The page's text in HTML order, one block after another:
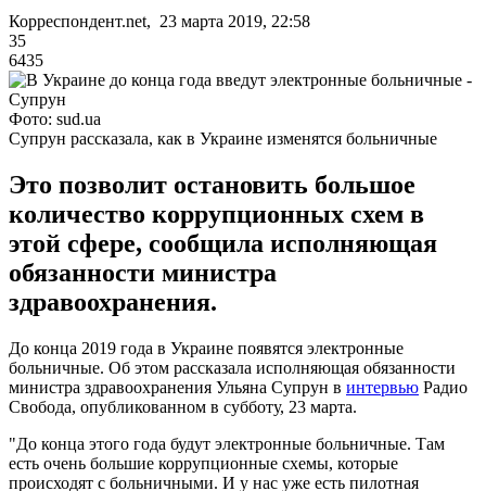
Корреспондент.net, 23 марта 2019, 22:58
35
6435
Фото: sud.ua
Супрун рассказала, как в Украине изменятся больничные
Это позволит остановить большое
количество коррупционных схем в
этой сфере, сообщила исполняющая
обязанности министра
здравоохранения.
До конца 2019 года в Украине появятся электронные
больничные. Об этом рассказала исполняющая обязанности
министра здравоохранения Ульяна Супрун в интервью Радио
Свобода, опубликованном в субботу, 23 марта.
"До конца этого года будут электронные больничные. Там
есть очень большие коррупционные схемы, которые
происходят с больничными. И у нас уже есть пилотная